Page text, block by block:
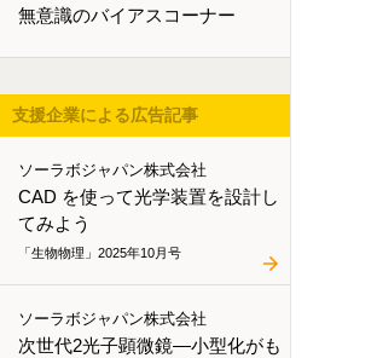
無意識のバイアスコーナー
支援企業による広告記事
ソーラボジャパン株式会社
CAD を使って光学装置を設計し
てみよう
「生物物理」2025年10月号
ソーラボジャパン株式会社
次世代2光子顕微鏡―小型化がも